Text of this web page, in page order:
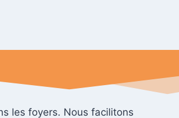
les foyers. Nous facilitons